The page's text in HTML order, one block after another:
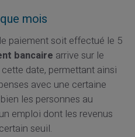
mois
paiement soit effectué le 5
bancaire arrive sur le
date, permettant ainsi
avec une certaine
les personnes au
emploi dont les revenus
seuil.